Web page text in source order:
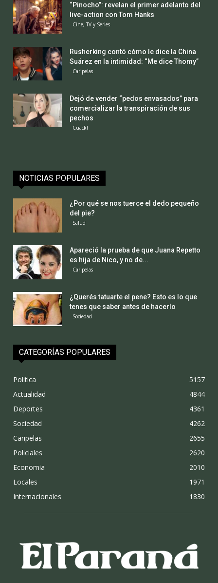
“Pinocho”: revelan el primer adelanto del
live-action con Tom Hanks
Cine, TV y Series
Rusherking contó cómo le dice la China
Suárez en la intimidad: “Me dice Thomy”
Caripelas
Dejó de vender “pedos envasados” para
comercializar la transpiración de sus
pechos
Cuack!
NOTICIAS POPULARES
¿Por qué se nos tuerce el dedo pequeño
del pie?
Salud
Apareció la prueba de que Juana Repetto
es hija de Nico, y no de...
Caripelas
¿Querés tatuarte el pene? Esto es lo que
tenes que saber antes de hacerlo
Sociedad
CATEGORÍAS POPULARES
Politica
5157
Actualidad
4844
Deportes
4361
Sociedad
4262
Caripelas
2655
Policiales
2620
Economia
2010
Locales
1971
Internacionales
1830